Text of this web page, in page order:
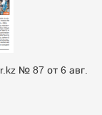
№ 87 от 6 авг.